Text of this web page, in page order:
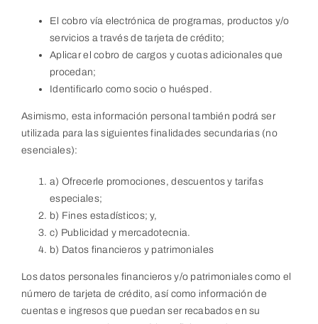
El cobro vía electrónica de programas, productos y/o
servicios a través de tarjeta de crédito;
Aplicar el cobro de cargos y cuotas adicionales que
procedan;
Identificarlo como socio o huésped.
Asimismo, esta información personal también podrá ser
utilizada para las siguientes finalidades secundarias (no
esenciales):
a) Ofrecerle promociones, descuentos y tarifas
especiales;
b) Fines estadísticos; y,
c) Publicidad y mercadotecnia.
b) Datos financieros y patrimoniales
Los datos personales financieros y/o patrimoniales como el
número de tarjeta de crédito, así como información de
cuentas e ingresos que puedan ser recabados en su